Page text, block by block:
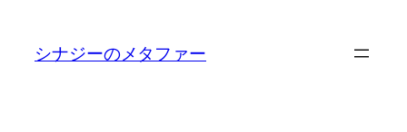
シナジーのメタファー